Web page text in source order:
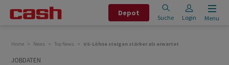
Depot
Suche Login Menu
Home News Top News US-Löhne steigen stärker als erwartet
JOBDATEN